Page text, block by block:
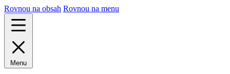
Rovnou na obsah Rovnou na menu
Menu